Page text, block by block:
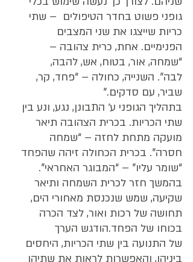
גופני פשוט בחדר הטיפולים  – שתי
כריות שייצגו את שני המצבים
הפנימיים. אחת, כרית צהובה –
“שמחה, אור, בטוח, אש, להבה,
לבה”. השנייה, כחולה – “פחד, קר,
שביר, עם סדקים.”
בתהליך הגופני ע׳ התבונן, נגע, ונע בין
שתי הכריות. בכרית הצהובה תיאר
מועקה מתחת לחזה – “שמחה
חסרה”. בכרית הכחולה זיהה שהפחד
“שומר עליו” – “המבוגר האחראי”.
בהמשך חזר לכרית השמחה ותיאר
שקיעה, שמש שנכנסת מאחורי הים,
תחושה של רכות ואור, לצד הכרה
בכוחו של הפחד.הודגש הערך
של התנועה בין שתי הכריות, היחסים
ביניהן, והאפשרות לראות את שתיהן